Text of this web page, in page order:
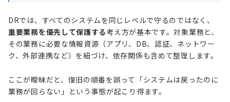
DRでは、すべてのシステムを同じレベルで守るのではなく、
重要業務を優先して保護する考え方が基本です。対象業務と、
その業務に必要な情報資源（アプリ、DB、認証、ネットワー
ク、外部連携など）を紐づけ、依存関係も含めて整理します。
ここが曖昧だと、復旧の順番を誤って「システムは戻ったのに
業務が回らない」という事態が起こり得ます。